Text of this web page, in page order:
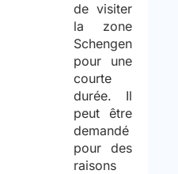
de visiter
la zone
Schengen
pour une
courte
durée. Il
peut être
demandé
pour des
raisons